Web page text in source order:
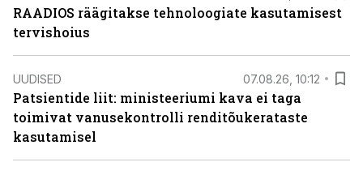
RAADIOS räägitakse tehnoloogiate kasutamisest
tervishoius
UUDISED 07.08.26, 10:12
Patsientide liit: ministeeriumi kava ei taga
toimivat vanusekontrolli renditõukerataste
kasutamisel